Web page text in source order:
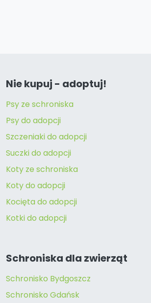
Nie kupuj - adoptuj!
Psy ze schroniska
Psy do adopcji
Szczeniaki do adopcji
Suczki do adopcji
Koty ze schroniska
Koty do adopcji
Kocięta do adopcji
Kotki do adopcji
Schroniska dla zwierząt
Schronisko Bydgoszcz
Schronisko Gdańsk